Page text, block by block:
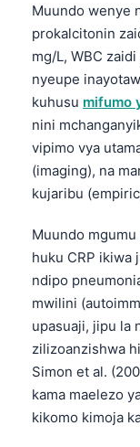
Muundo wenye
prokalcitonin
mg/L, WBC
nyeupe
kuhusu mifumo
nini
vipimo vya
(imaging), na
kujaribu
Muundo
huku CRP ikiwa
ndipo
mwilini
upasuaji, jipu la
zilizoanzishwa
Simon et al.
kama maelezo
kikomo kimoja
Lietuvių
Polski
한국어
Magyar
Shqip
اردو
मराठी
తెలుగు
தமிழ்
ગુજરાતી
ಕನ್ನಡ
മലയാളം